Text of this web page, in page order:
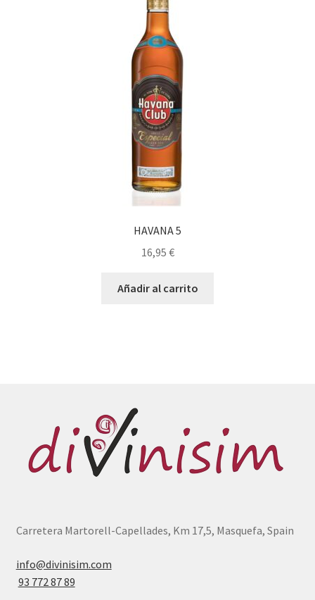
HAVANA 5
16,95 €
Añadir al carrito
Carretera Martorell-Capellades, Km 17,5, Masquefa, Spain
info@divinisim.com
93 772 87 89